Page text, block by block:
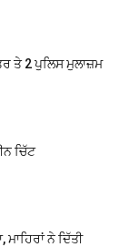
ਤੇ 2 ਪੁਲਿਸ ਮੁਲਾਜ਼ਮ
ਚਿੱਟ
ਨੇ ਦਿੱਤੀ